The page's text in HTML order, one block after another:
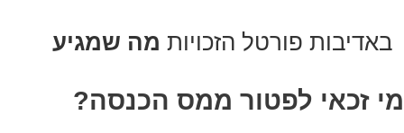
באדיבות פורטל הזכויות מה שמגיע
מי זכאי לפטור ממס הכנסה?